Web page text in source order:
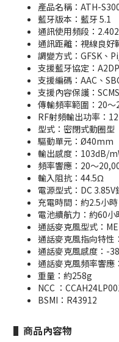
產品名稱：ATH-
藍牙版本：藍牙 5.1
通訊使用頻段：
通訊距離：視線良
調變方式：GFSK、
支援藍牙協定：
支援編碼：AAC、
支援內容保護：
傳輸頻率範圍：20
RF射頻輸出功率：
型式：密閉式動圈型
驅動單元：Ø40mm
輸出感度：103dB/
頻率響應：20～
輸入阻抗：44.5Ω
電源型式：DC
充電時間：約2.5小時
電池續航力：約60小
通話麥克風型式：
通話麥克風指向特性
通話麥克風感度：-
通話麥克風頻率響應
重量：約258g
NCC ：
BSMI：R43912
▌商品內容物